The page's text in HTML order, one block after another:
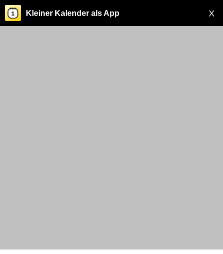
X
Kleiner Kalender als App